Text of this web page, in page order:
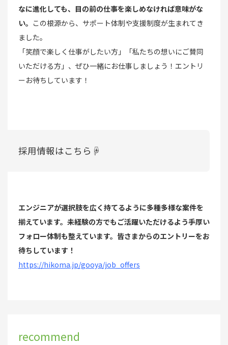
なに進化しても、目の前の仕事を楽しめなければ意味がな
い。 この根源から、サポート体制や支援制度が生まれてき
ました。
「笑顔で楽しく仕事がしたい方」「私たちの想いにご賛同
いただける方」、ぜひ一緒にお仕事しましょう！エントリ
ーお待ちしています！
採用情報はこちら☟
エンジニアが選択肢を広く持てるように多種多様な案件を
揃えています。未経験の方でもご活躍いただけるよう手厚い
フォロー体制も整えています。皆さまからのエントリーをお
待ちしています！
https://hikoma.jp/gooya/job_offers
recommend